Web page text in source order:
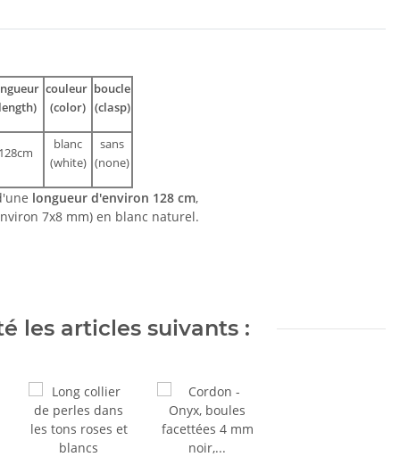
couleur
(color)
boucle
(clasp)
128cm
blanc
(white)
sans
(none)
longueur d'environ 128 cm,
7x8 mm) en blanc naturel.
les articles suivants :